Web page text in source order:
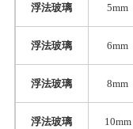
浮法玻璃 5mm
浮法玻璃 6mm
浮法玻璃 8mm
浮法玻璃 10mm